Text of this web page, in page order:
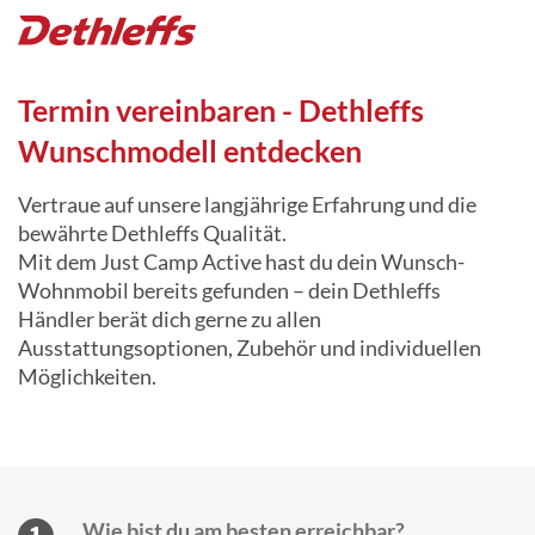
Termin vereinbaren - Dethleffs
Wunschmodell entdecken
Vertraue auf unsere langjährige Erfahrung und die
bewährte Dethleffs Qualität.
Mit dem Just Camp Active hast du dein Wunsch-
Wohnmobil bereits gefunden – dein Dethleffs
Händler berät dich gerne zu allen
Ausstattungsoptionen, Zubehör und individuellen
Möglichkeiten.